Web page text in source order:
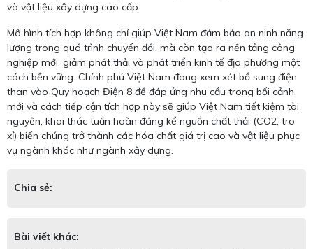
và vật liệu xây dựng cao cấp.
Mô hình tích hợp không chỉ giúp Việt Nam đảm bảo an ninh năng
lượng trong quá trình chuyển đổi, mà còn tạo ra nền tảng công
nghiệp mới, giảm phát thải và phát triển kinh tế địa phương một
cách bền vững. Chính phủ Việt Nam đang xem xét bổ sung điện
than vào Quy hoạch Điện 8 để đáp ứng nhu cầu trong bối cảnh
mới và cách tiếp cận tích hợp này sẽ giúp Việt Nam tiết kiệm tài
nguyên, khai thác tuần hoàn đáng kể nguồn chất thải (CO2, tro
xỉ) biến chúng trở thành các hóa chất giá trị cao và vật liệu phục
vụ ngành khác như ngành xây dựng.
Chia sẻ:
Bài viết khác: